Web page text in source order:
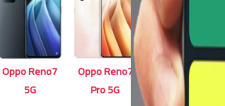
Oppo Reno7
Pro 5G
Oppo Reno7
5G